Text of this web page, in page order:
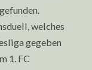
welches
gegeben
1. FC